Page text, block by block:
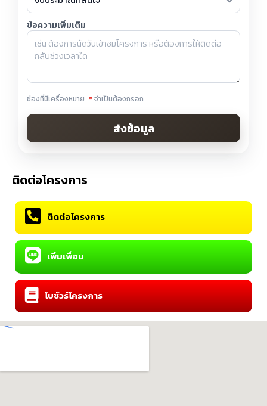
ข้อความเพิ่มเติม
ช่องที่มีเครื่องหมาย *จำเป็นต้องกรอก
ส่งข้อมูล
ติดต่อโครงการ
ติดต่อโครงการ
เพิ่มเพื่อน
โบชัวร์โครงการ